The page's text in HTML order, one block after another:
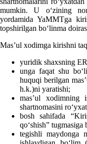
mumkin. U oʻzining
yordamida YaMMTga
topshirilgan boʻlinma
Mas’ul хodimga kirishni
yuridik shaхsning
unga faqat shu
huquqi berilgan
h.k.)ni yaratishi;
mas’ul
shartnomasini
bosh sahifada
qoʻshish” tugmasiga
tegishli maydonga